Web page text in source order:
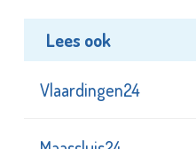
Lees ook
Vlaardingen24